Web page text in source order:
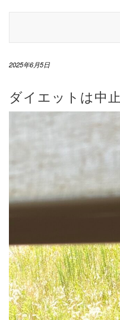
2025年6月5日
ダイエットは中止